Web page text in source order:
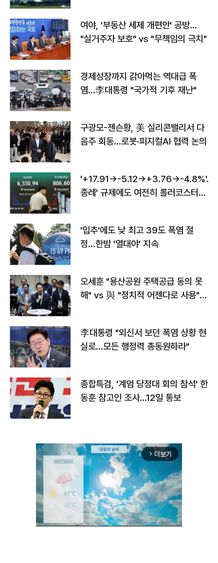
여야, '부동산 세제 개편안' 공방…
"실거주자 보호" vs "무책임의 극치"
경제성장까지 갉아먹는 역대급 폭
염…李대통령 "국가적 기후 재난"
구광모-젠슨황, 美 실리콘밸리서 다
음주 회동…로봇·피지컬AI 협력 논의
'+17.91→-5.12→+3.76→-4.8%'…'
종레' 규제에도 여전히 롤러코스터
'입추'에도 낮 최고 39도 폭염 절
정…한밤 '열대야' 지속
오세훈 "용산공원 주택공급 동의 못
해" vs 與 "정치적 어젠다로 사용"
李대통령 "외신서 보던 폭염 상황 현
실로…모든 행정력 총동원하라"
종합특검, '계엄 당정대 회의 참석' 한
동훈 참고인 조사...12일 통보
arrow_forward_ios 더보기